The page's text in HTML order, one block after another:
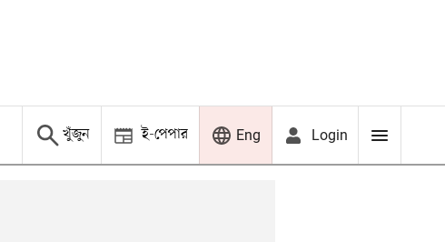
খুঁজুন ই-পেপার Eng Login